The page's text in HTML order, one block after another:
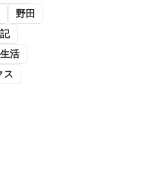
野田
活
ス